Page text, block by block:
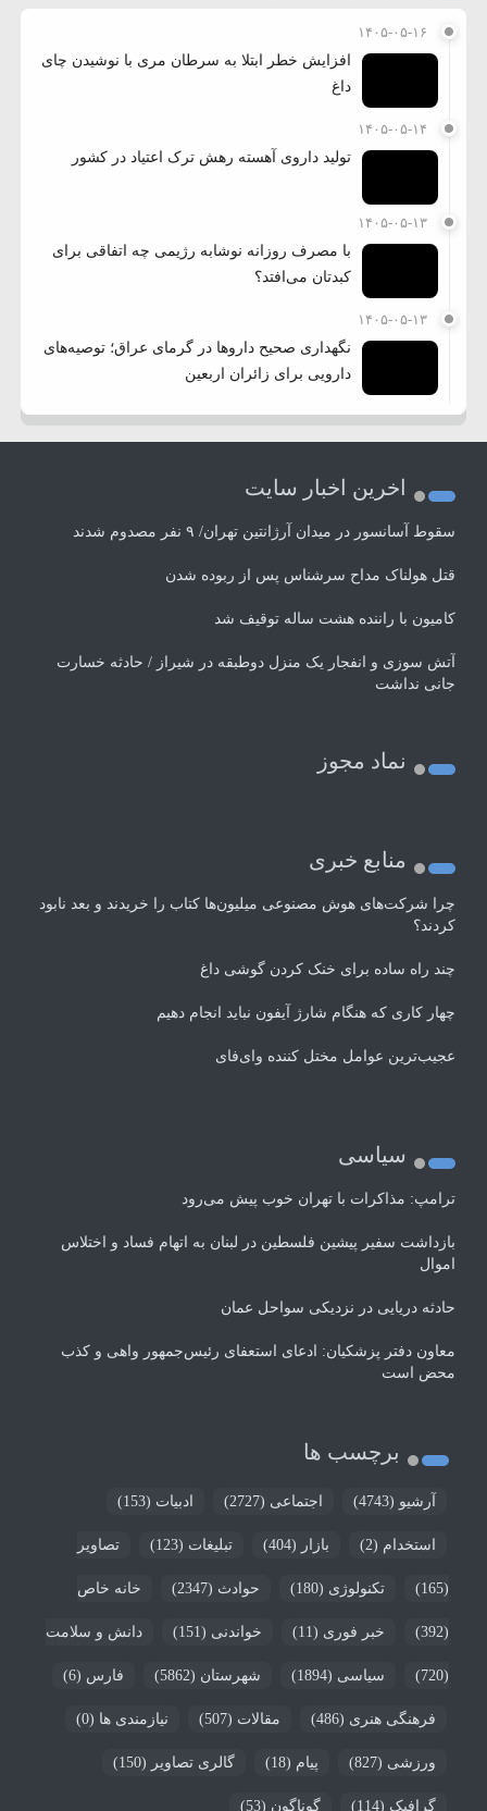
۱۴۰۵-۰۵-۱۶
افزایش خطر ابتلا به سرطان مری با نوشیدن چای
داغ
۱۴۰۵-۰۵-۱۴
تولید داروی آهسته رهش ترک اعتیاد در کشور
۱۴۰۵-۰۵-۱۳
با مصرف روزانه نوشابه رژیمی چه اتفاقی برای
کبدتان می‌افتد؟
۱۴۰۵-۰۵-۱۳
نگهداری صحیح داروها در گرمای عراق؛ توصیه‌های
دارویی برای زائران اربعین
اخرین اخبار سایت
سقوط آسانسور در میدان آرژانتین تهران/ ۹ نفر مصدوم شدند
قتل هولناک مداح سرشناس پس از ربوده شدن
کامیون با راننده هشت ساله توقیف شد
آتش سوزی و انفجار یک منزل دوطبقه در شیراز / حادثه خسارت
جانی نداشت
نماد مجوز
منابع خبری
چرا شرکت‌های هوش مصنوعی میلیون‌ها کتاب را خریدند و بعد نابود
کردند؟
چند راه‌ ساده برای خنک کردن گوشی داغ
چهار کاری که هنگام شارژ آیفون نباید انجام دهیم
عجیب‌ترین عوامل مختل کننده وای‌فای
سیاسی
ترامپ: مذاکرات با تهران خوب پیش می‌رود
بازداشت سفیر پیشین فلسطین در لبنان به اتهام فساد و اختلاس
اموال
حادثه دریایی در نزدیکی سواحل عمان
معاون دفتر پزشکیان: ادعای استعفای رئیس‌جمهور واهی و کذب
محض است
برچسب ها
آرشیو (4743) اجتماعی (2727) ادبیات (153)
استخدام (2) بازار (404) تبلیغات (123) تصاویر
(165) تکنولوژی (180) حوادث (2347) خانه خاص
(392) خبر فوری (11) خواندنی (151) دانش و سلامت
(720) سیاسی (1894) شهرستان (5862) فارس (6)
فرهنگی هنری (486) مقالات (507) نیازمندی ها (0)
ورزشی (827) پیام (18) گالری تصاویر (150)
گرافیک (114) گوناگون (53)